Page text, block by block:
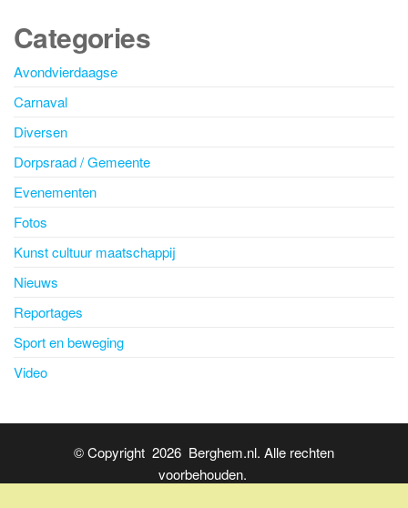
Categories
Avondvierdaagse
Carnaval
Diversen
Dorpsraad / Gemeente
Evenementen
Fotos
Kunst cultuur maatschappij
Nieuws
Reportages
Sport en beweging
Video
© Copyright 2026 Berghem.nl. Alle rechten
voorbehouden.